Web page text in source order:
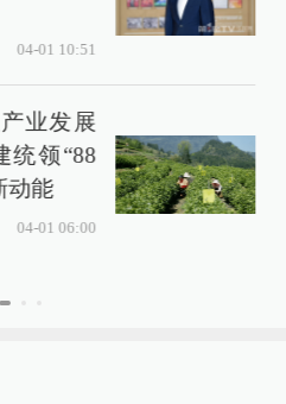
04-01 10:51
业发展
统领“88
动能
04-01 06:00